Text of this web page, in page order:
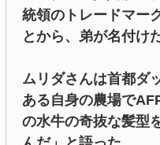
統領のトレードマー
とから、弟が名付け
ムリダさんは首都ダ
ある自身の農場で
の水牛の奇抜な髪型